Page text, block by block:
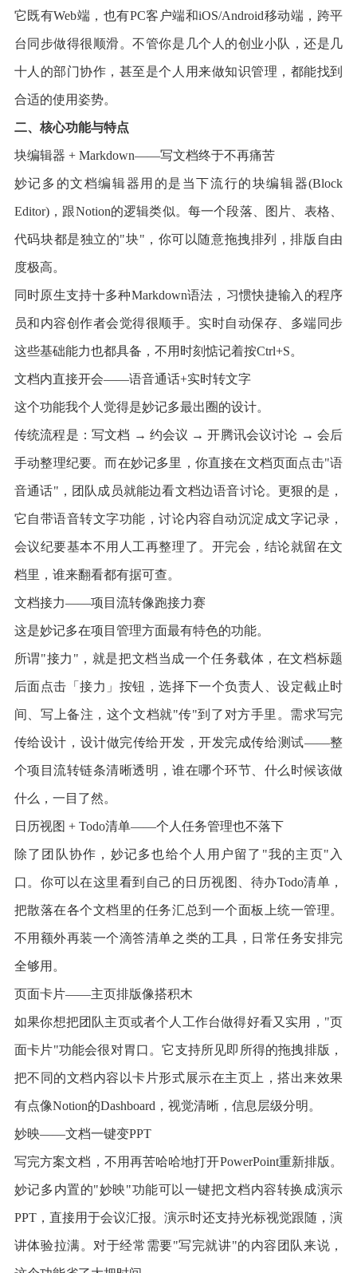
它既有Web端，也有PC客户端和iOS/Android移动端，跨平
台同步做得很顺滑。不管你是几个人的创业小队，还是几
十人的部门协作，甚至是个人用来做知识管理，都能找到
合适的使用姿势。
二、核心功能与特点
块编辑器 + Markdown——写文档终于不再痛苦
妙记多的文档编辑器用的是当下流行的块编辑器(Block
Editor)，跟Notion的逻辑类似。每一个段落、图片、表格、
代码块都是独立的"块"，你可以随意拖拽排列，排版自由
度极高。
同时原生支持十多种Markdown语法，习惯快捷输入的程序
员和内容创作者会觉得很顺手。实时自动保存、多端同步
这些基础能力也都具备，不用时刻惦记着按Ctrl+S。
文档内直接开会——语音通话+实时转文字
这个功能我个人觉得是妙记多最出圈的设计。
传统流程是：写文档 → 约会议 → 开腾讯会议讨论 → 会后
手动整理纪要。而在妙记多里，你直接在文档页面点击"语
音通话"，团队成员就能边看文档边语音讨论。更狠的是，
它自带语音转文字功能，讨论内容自动沉淀成文字记录，
会议纪要基本不用人工再整理了。开完会，结论就留在文
档里，谁来翻看都有据可查。
文档接力——项目流转像跑接力赛
这是妙记多在项目管理方面最有特色的功能。
所谓"接力"，就是把文档当成一个任务载体，在文档标题
后面点击「接力」按钮，选择下一个负责人、设定截止时
间、写上备注，这个文档就"传"到了对方手里。需求写完
传给设计，设计做完传给开发，开发完成传给测试——整
个项目流转链条清晰透明，谁在哪个环节、什么时候该做
什么，一目了然。
日历视图 + Todo清单——个人任务管理也不落下
除了团队协作，妙记多也给个人用户留了"我的主页"入
口。你可以在这里看到自己的日历视图、待办Todo清单，
把散落在各个文档里的任务汇总到一个面板上统一管理。
不用额外再装一个滴答清单之类的工具，日常任务安排完
全够用。
页面卡片——主页排版像搭积木
如果你想把团队主页或者个人工作台做得好看又实用，"页
面卡片"功能会很对胃口。它支持所见即所得的拖拽排版，
把不同的文档内容以卡片形式展示在主页上，搭出来效果
有点像Notion的Dashboard，视觉清晰，信息层级分明。
妙映——文档一键变PPT
写完方案文档，不用再苦哈哈地打开PowerPoint重新排版。
妙记多内置的"妙映"功能可以一键把文档内容转换成演示
PPT，直接用于会议汇报。演示时还支持光标视觉跟随，演
讲体验拉满。对于经常需要"写完就讲"的内容团队来说，